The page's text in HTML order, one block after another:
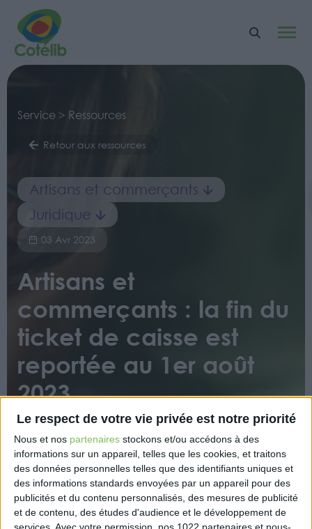
Le respect de votre vie privée est notre priorité
Nous et nos partenaires stockons et/ou accédons à des
informations sur un appareil, telles que les cookies, et traitons
des données personnelles telles que des identifiants uniques et
des informations standards envoyées par un appareil pour des
publicités et du contenu personnalisés, des mesures de publicité
et de contenu, des études d'audience et le développement de
Service > Ressources
Retour aux ressources
Artisans et commerçants
Juridique
03 Avr 2023
Artisans et
commerçants : la fin du
ticket de caisse est
reportée au 1er août
2023
Initialement prévue au 1er janvier 2023 puis au 1er
avril 2023, la fin de l’impression automatique du